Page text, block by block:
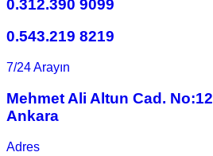
0.312.390 9099
0.543.219 8219
7/24 Arayın
Mehmet Ali Altun Cad.
Ankara
Adres